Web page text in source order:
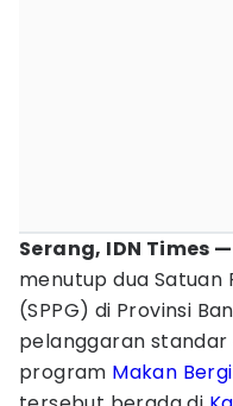
Serang, IDN Times —
menutup dua Satuan
(SPPG) di Provinsi
pelanggaran
program Makan